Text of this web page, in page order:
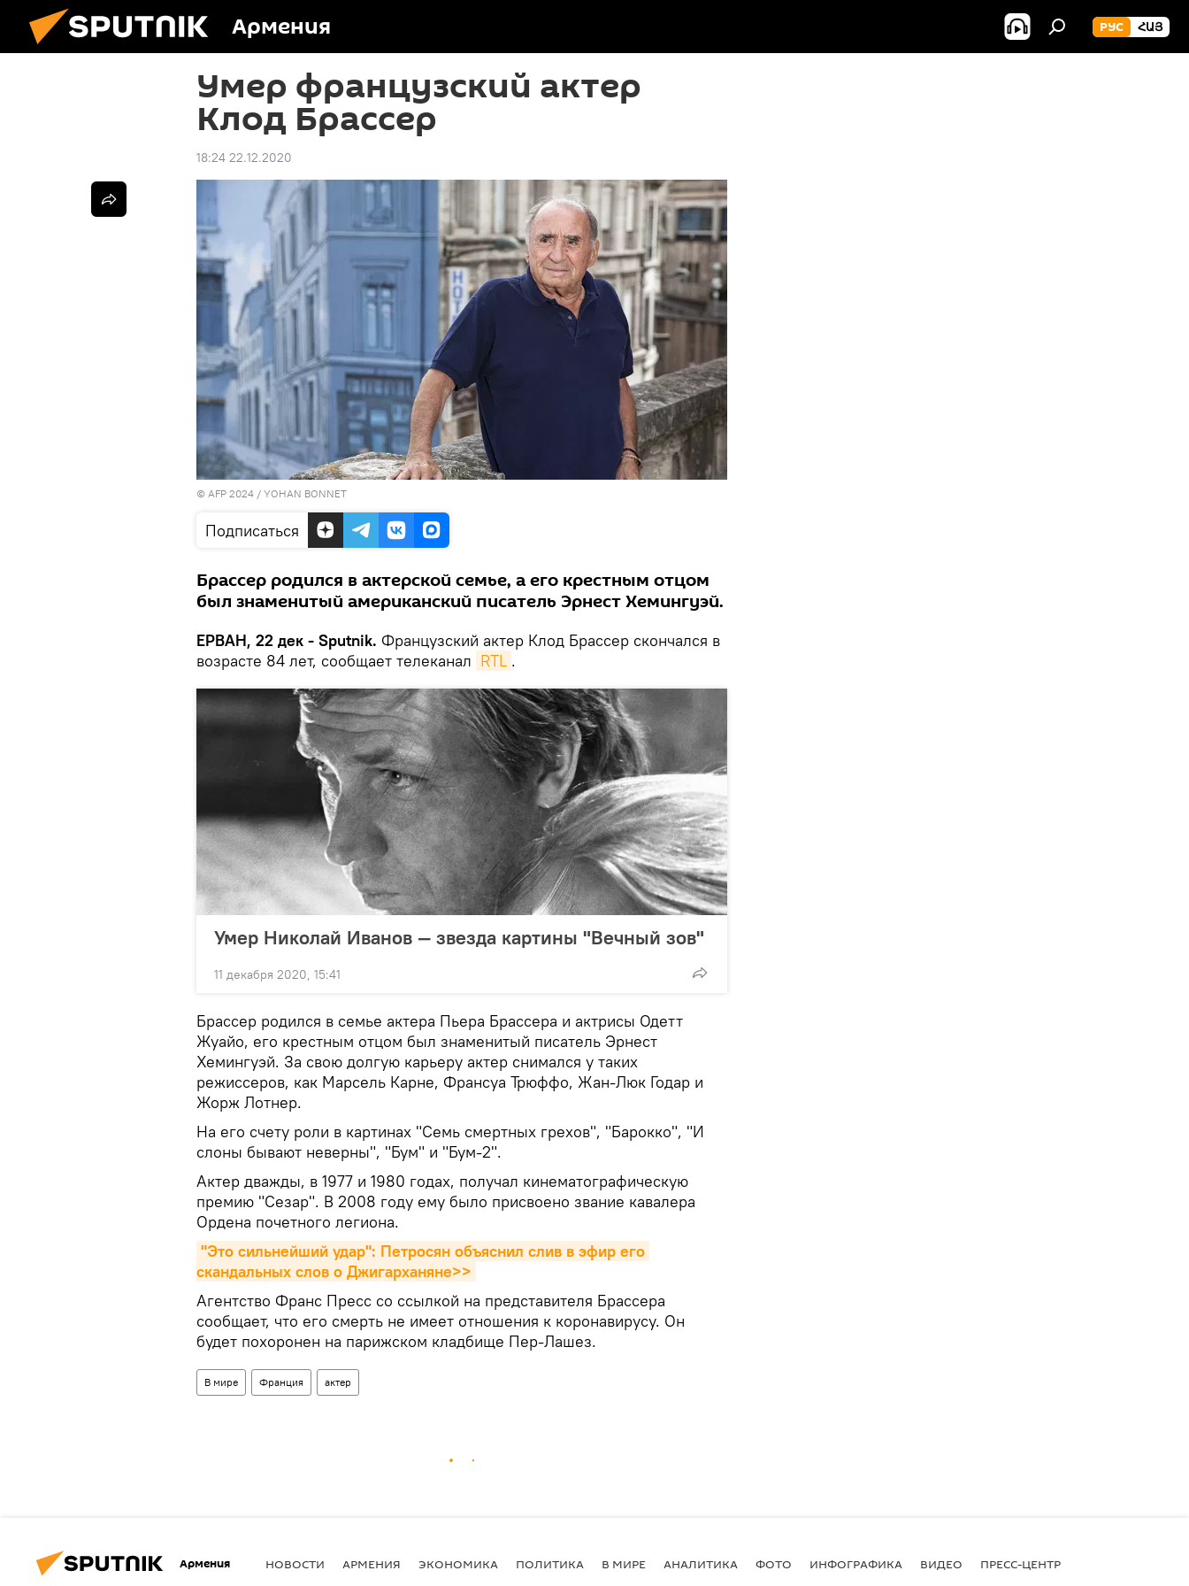
Армения РУС ՀԱՅ
Умер французский актер
Клод Брассер
18:24 22.12.2020
© AFP 2024 / YOHAN BONNET
Подписаться
Брассер родился в актерской семье, а его крестным отцом
был знаменитый американский писатель Эрнест Хемингуэй.
ЕРВАН, 22 дек - Sputnik. Французский актер Клод Брассер скончался в
возрасте 84 лет, сообщает телеканал RTL .
Умер Николай Иванов — звезда картины "Вечный зов"
11 декабря 2020, 15:41
Брассер родился в семье актера Пьера Брассера и актрисы Одетт
Жуайо, его крестным отцом был знаменитый писатель Эрнест
Хемингуэй. За свою долгую карьеру актер снимался у таких
режиссеров, как Марсель Карне, Франсуа Трюффо, Жан-Люк Годар и
Жорж Лотнер.
На его счету роли в картинах "Семь смертных грехов", "Барокко", "И
слоны бывают неверны", "Бум" и "Бум-2".
Актер дважды, в 1977 и 1980 годах, получал кинематографическую
премию "Сезар". В 2008 году ему было присвоено звание кавалера
Ордена почетного легиона.
"Это сильнейший удар": Петросян объяснил слив в эфир его
скандальных слов о Джигарханяне>>
Агентство Франс Пресс со ссылкой на представителя Брассера
сообщает, что его смерть не имеет отношения к коронавирусу. Он
будет похоронен на парижском кладбище Пер-Лашез.
В мире Франция актер
Армения НОВОСТИ АРМЕНИЯ ЭКОНОМИКА ПОЛИТИКА В МИРЕ АНАЛИТИКА ФОТО ИНФОГРАФИКА ВИДЕО ПРЕСС-ЦЕНТР